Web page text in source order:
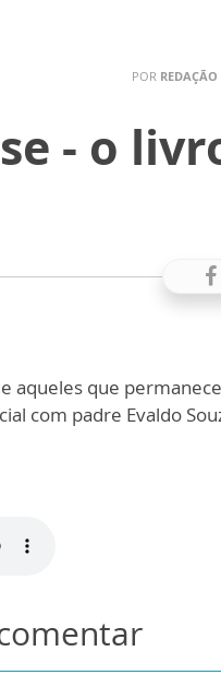
POR
- o
aqueles que
com padre Evaldo